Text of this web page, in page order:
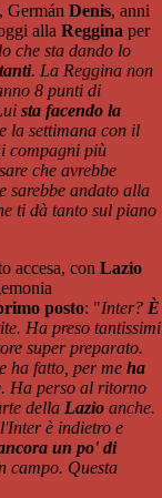
, Germán Denis, anni
alla Reggina per
che sta dando lo
. La Reggina non
8 punti di
sta facendo la
la settimana con il
compagni più
che avrebbe
sarebbe andato alla
ti dà tanto sul piano
accesa, con Lazio
posto: "Inter? È
Ha preso tantissimi
super preparato.
ha fatto, per me ha
. Ha perso al ritorno
della Lazio anche.
è indietro e
un po' di
campo. Questa